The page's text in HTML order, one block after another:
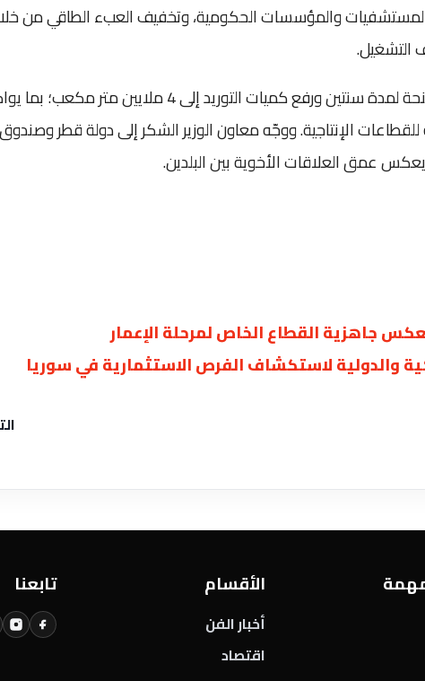
والمؤسسات الحكومية، وتخفيف العبء الطاقي من
التشغيل.
وأعرب دياب عن تطلع الجانب السوري إلى تجديد المنحة لمدة سنتين ورفع كميات التوريد إلى 4 ملايين متر
الإنتاجية. ووجّه معاون الوزير الشكر إلى دولة قطر وصندوق
يعكس عمق العلاقات الأخوية بين البلدين.
والدولية لاستكشاف الفرص الاستثمارية في سوريا
الأقسام
أخبار الفن
اقتصاد
تابعنا